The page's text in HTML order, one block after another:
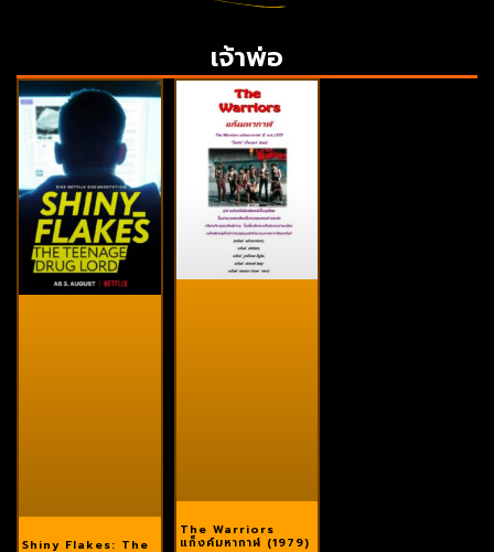
เจ้าพ่อ
Shiny Flakes: The
The Warriors
แก็งค์มหากาฬ (1979)